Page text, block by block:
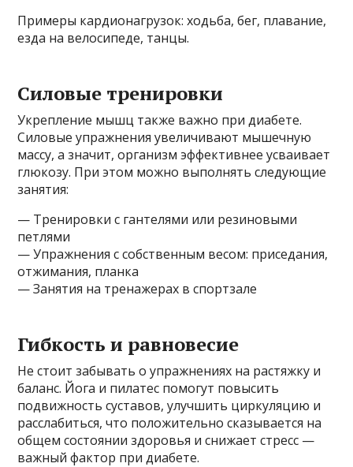
Примеры кардионагрузок: ходьба, бег, плавание,
езда на велосипеде, танцы.
Силовые тренировки
Укрепление мышц также важно при диабете.
Силовые упражнения увеличивают мышечную
массу, а значит, организм эффективнее усваивает
глюкозу. При этом можно выполнять следующие
занятия:
— Тренировки с гантелями или резиновыми
петлями
— Упражнения с собственным весом: приседания,
отжимания, планка
— Занятия на тренажерах в спортзале
Гибкость и равновесие
Не стоит забывать о упражнениях на растяжку и
баланс. Йога и пилатес помогут повысить
подвижность суставов, улучшить циркуляцию и
расслабиться, что положительно сказывается на
общем состоянии здоровья и снижает стресс —
важный фактор при диабете.